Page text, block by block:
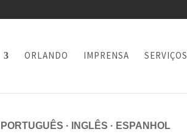
ORLANDO IMPRENSA SERVIÇOS
PORTUGUÊS · INGLÊS · ESPANHOL